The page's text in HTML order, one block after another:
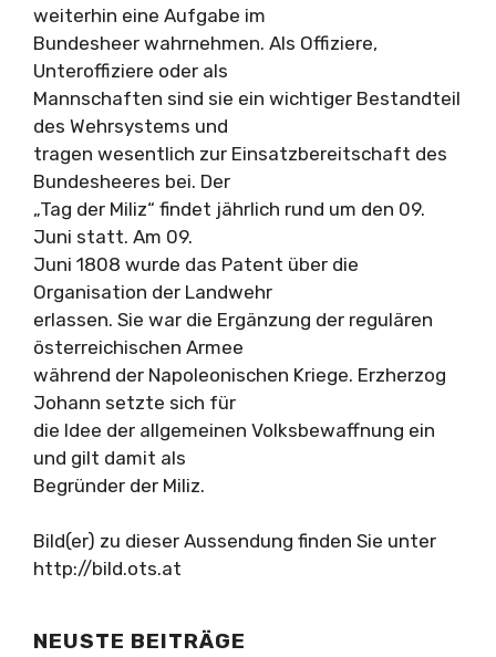
weiterhin eine Aufgabe im
Bundesheer wahrnehmen. Als Offiziere,
Unteroffiziere oder als
Mannschaften sind sie ein wichtiger Bestandteil
des Wehrsystems und
tragen wesentlich zur Einsatzbereitschaft des
Bundesheeres bei. Der
„Tag der Miliz“ findet jährlich rund um den 09.
Juni statt. Am 09.
Juni 1808 wurde das Patent über die
Organisation der Landwehr
erlassen. Sie war die Ergänzung der regulären
österreichischen Armee
während der Napoleonischen Kriege. Erzherzog
Johann setzte sich für
die Idee der allgemeinen Volksbewaffnung ein
und gilt damit als
Begründer der Miliz.
Bild(er) zu dieser Aussendung finden Sie unter
http://bild.ots.at
NEUSTE BEITRÄGE